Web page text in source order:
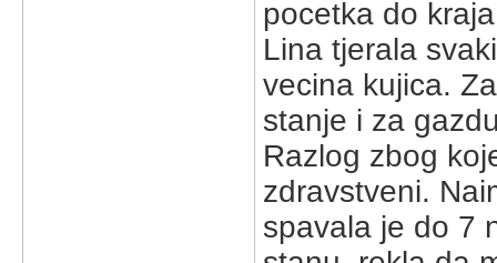
pocetka do
Lina tjerala
vecina kujica.
stanje i za
Razlog zbog
zdravstveni.
spavala je do 7